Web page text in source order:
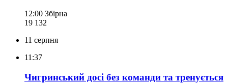
12:00 Збірна
19 132
11 серпня
11:37
Чигринський досі без команди та тренується